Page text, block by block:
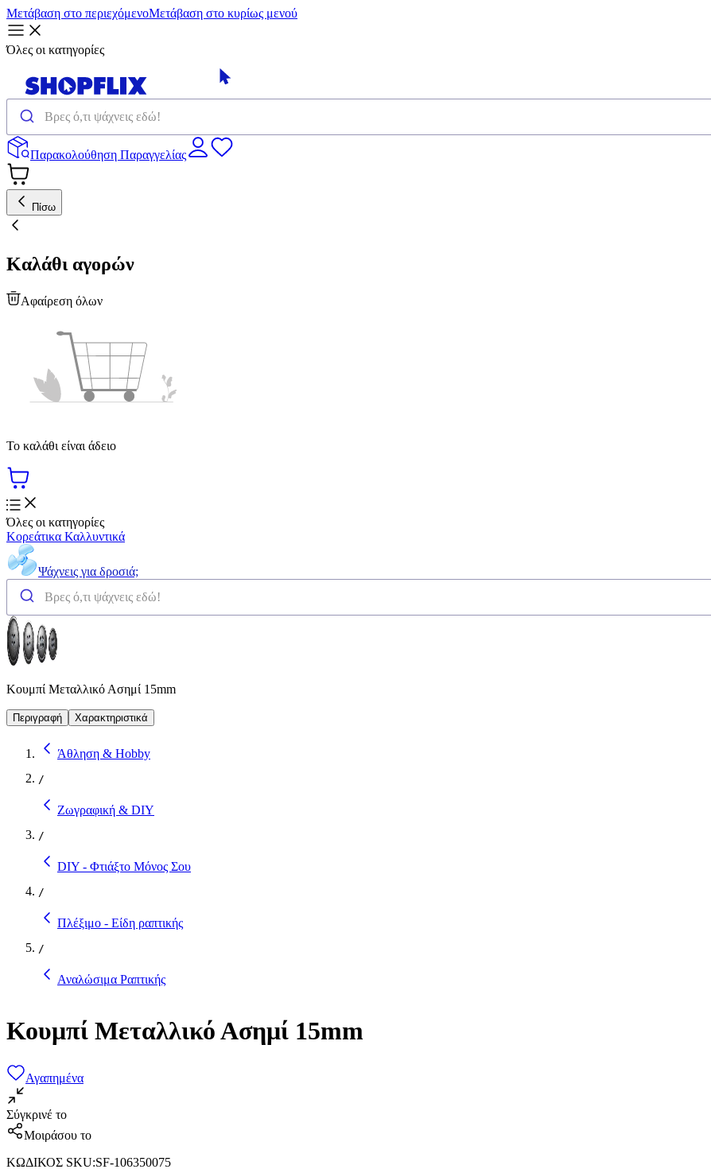
Μετάβαση στο περιεχόμενοΜετάβαση στο κυρίως μενού
Όλες οι κατηγορίες
Παρακολούθηση Παραγγελίας
Πίσω
Καλάθι αγορών
Αφαίρεση όλων
Το καλάθι είναι άδειο
Όλες οι κατηγορίες
Κορεάτικα Καλλυντικά
Ψάχνεις για δροσιά;
Κουμπί Μεταλλικό Ασημί 15mm
Περιγραφή Χαρακτηριστικά
Άθληση & Hobby
/
Ζωγραφική & DIY
/
DIY - Φτιάξτο Μόνος Σου
/
Πλέξιμο - Είδη ραπτικής
/
Αναλώσιμα Ραπτικής
Κουμπί Μεταλλικό Ασημί 15mm
Αγαπημένα
Σύγκρινέ το
Μοιράσου το
ΚΩΔΙΚΟΣ SKU:SF-106350075